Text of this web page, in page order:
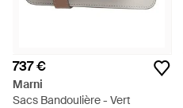
737 €
Marni
Sacs Bandoulière - Vert